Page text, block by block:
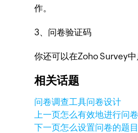
作。
3、问卷验证码
你还可以在Zoho Survey中
相关话题
问卷调查工具问卷设计
上一页怎么有效地进行问
下一页怎么设置问卷的题